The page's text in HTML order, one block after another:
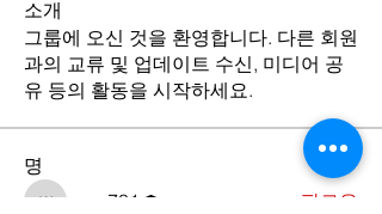
소개
그룹에 오신 것을 환영합니다. 다른 회원
과의 교류 및 업데이트 수신, 미디어 공
유 등의 활동을 시작하세요.
명
wmc731
팔로우